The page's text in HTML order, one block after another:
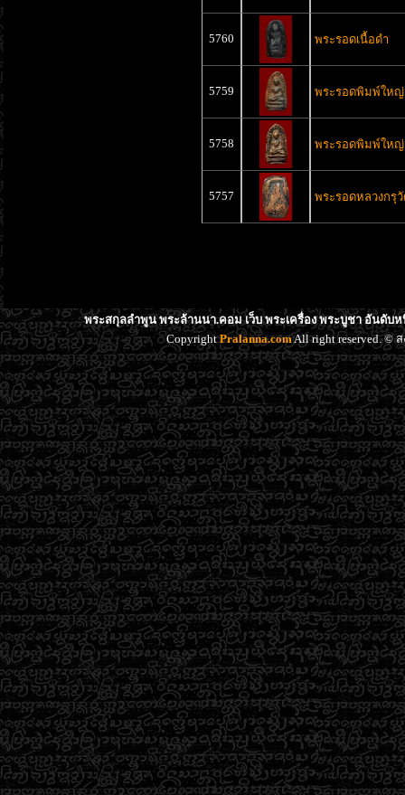
5760 พระรอดเนื้อดำ
5759 พระรอดพิมพ์ใหญ่
5758 พระรอดพิมพ์ใหญ่
5757 พระรอดหลวงกรุ
พระสกุลลำพูน พระล้านนา.คอม เว็บ พระเครื่อง พระบูชา อันดับ
CopyrightPralanna.comAll right reserved. ©